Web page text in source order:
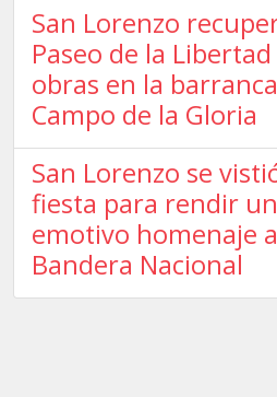
San Lorenzo
Paseo de la
obras en la
Campo de la Gloria
San Lorenzo se
fiesta para rendir un
emotivo homenaje
Bandera Nacional